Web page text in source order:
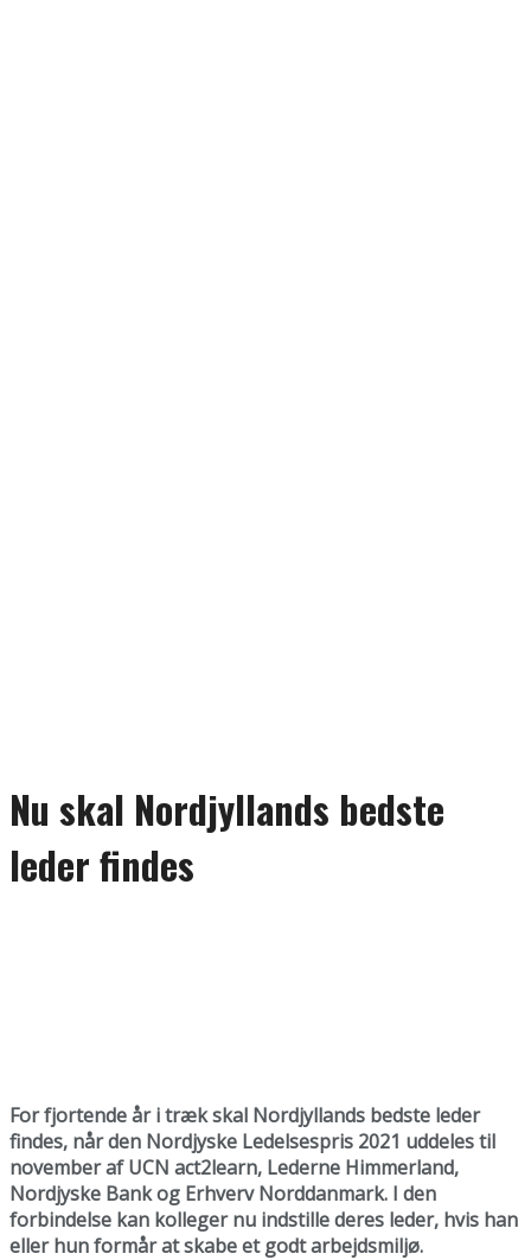
Nu skal Nordjyllands bedste
leder findes
For fjortende år i træk skal Nordjyllands bedste leder
findes, når den Nordjyske Ledelsespris 2021 uddeles til
november af UCN act2learn, Lederne Himmerland,
Nordjyske Bank og Erhverv Norddanmark. I den
forbindelse kan kolleger nu indstille deres leder, hvis han
eller hun formår at skabe et godt arbejdsmiljø.